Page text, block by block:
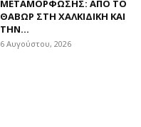
ΜΕΤΑΜΌΡΦΩΣΗΣ: ΑΠΌ ΤΟ
ΘΑΒΏΡ ΣΤΗ ΧΑΛΚΙΔΙΚΉ ΚΑΙ
ΤΗΝ...
6 Αυγούστου, 2026